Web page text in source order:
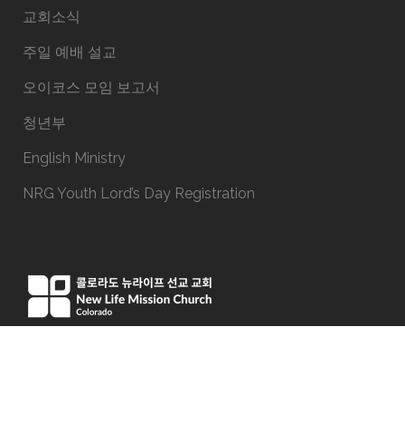
교회소식
주일 예배 설교
오이코스 모임 보고서
청년부
English Ministry
NRG Youth Lord’s Day Registration